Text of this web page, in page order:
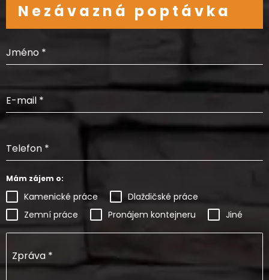
Nezávazná poptávka
Jméno *
E-mail *
Telefon *
Mám zájem o:
Kamenické práce
Dlaždičské práce
Zemní práce
Pronájem kontejneru Jiné
Zpráva *